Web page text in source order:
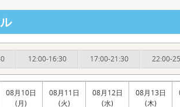
12:00-16:30 17:00-21:30 22:00-
08月10日
(月)
08月11日
(火)
08月12日
(水)
08月13日
(木)